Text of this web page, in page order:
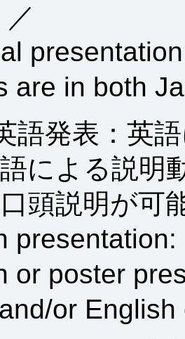
are in both
語発表：英
による説明
頭説明が可
or poster
or